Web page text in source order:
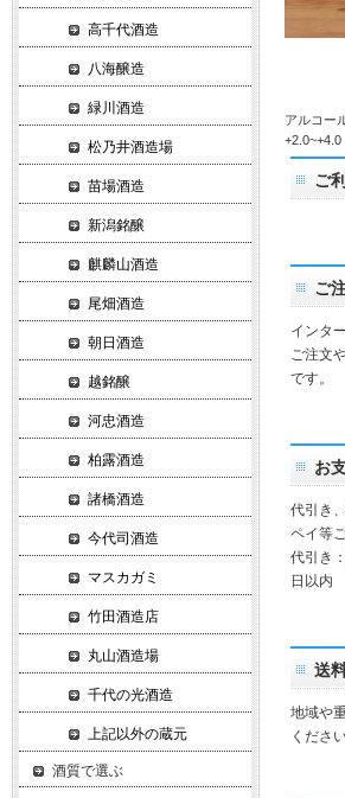
アルコー
ご
ご
インタ
ご注文
です。
お
代引き
ペイ等
代引き
日以内
送
地域や
くださ
高千代酒造
八海醸造
緑川酒造
松乃井酒造場
苗場酒造
新潟銘醸
麒麟山酒造
尾畑酒造
朝日酒造
越銘醸
河忠酒造
柏露酒造
諸橋酒造
今代司酒造
マスカガミ
竹田酒造店
丸山酒造場
千代の光酒造
上記以外の蔵元
酒質で選ぶ